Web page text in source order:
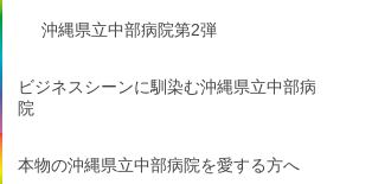
沖縄県立中部病院第2弾
ビジネスシーンに馴染む沖縄県立中部病
院
本物の沖縄県立中部病院を愛する方へ